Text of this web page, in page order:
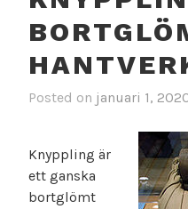
Posted on januari 1,
Knyppling är
ett ganska
bortglömt